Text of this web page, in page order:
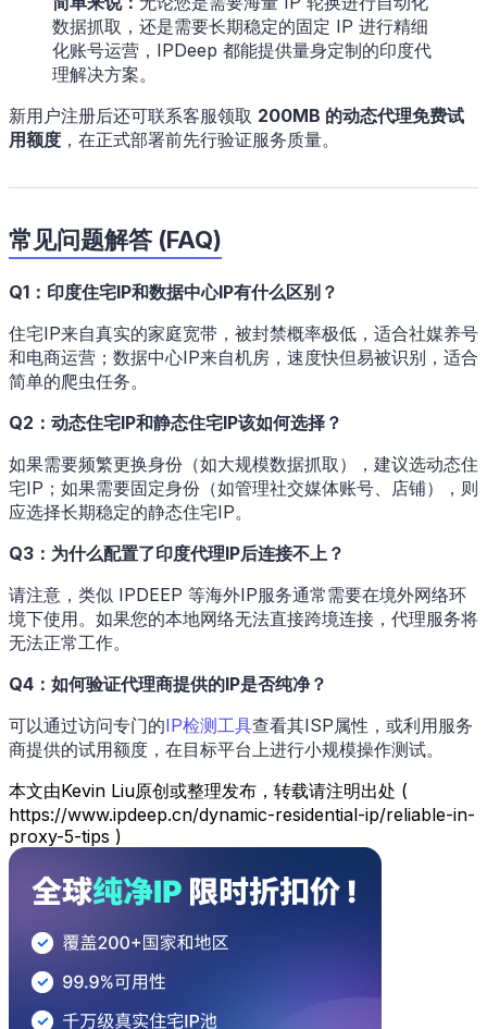
数据抓取，还是需要长期稳定的固定 IP 进行精细
化账号运营，IPDeep 都能提供量身定制的印度代
理解决方案。
新用户注册后还可联系客服领取 200MB 的动态代理免费试
用额度 ，在正式部署前先行验证服务质量。
常见问题解答 (FAQ)
Q1：印度住宅IP和数据中心IP有什么区别？
住宅IP来自真实的家庭宽带，被封禁概率极低，适合社媒养号
和电商运营；数据中心IP来自机房，速度快但易被识别，适合
简单的爬虫任务。
Q2：动态住宅IP和静态住宅IP该如何选择？
如果需要频繁更换身份（如大规模数据抓取），建议选动态住
宅IP；如果需要固定身份（如管理社交媒体账号、店铺），则
应选择长期稳定的静态住宅IP。
Q3：为什么配置了印度代理IP后连接不上？
请注意，类似 IPDEEP 等海外IP服务通常需要在境外网络环
境下使用。如果您的本地网络无法直接跨境连接，代理服务将
无法正常工作。
Q4：如何验证代理商提供的IP是否纯净？
可以通过访问专门的IP检测工具查看其ISP属性，或利用服务
商提供的试用额度，在目标平台上进行小规模操作测试。
本文由Kevin Liu原创或整理发布，转载请注明出处 (
https://www.ipdeep.cn/dynamic-residential-ip/reliable-in-
proxy-5-tips )